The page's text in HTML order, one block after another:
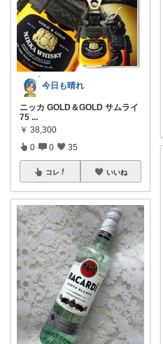
今日も晴れ
ニッカ GOLD＆GOLD サムライ
75 ...
￥ 38,300
0 0 35
コレ いいね